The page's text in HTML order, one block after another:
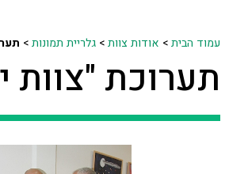
עמוד הבית> אודות צוות>גלריית תמונות>
תערוכת "צוות